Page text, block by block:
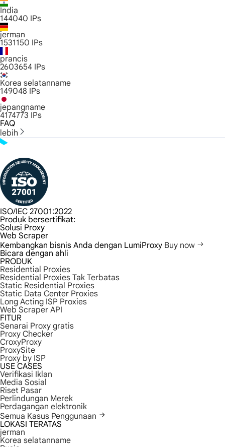
India
144040 IPs
jerman
1531150 IPs
prancis
2603654 IPs
Korea selatanname
149048 IPs
jepangname
4174773 IPs
FAQ
lebih
ISO/IEC 27001:2022
Produk bersertifikat:
Solusi Proxy
Web Scraper
Kembangkan bisnis Anda dengan LumiProxy Buy now
Bicara dengan ahli
PRODUK
Residential Proxies
Residential Proxies Tak Terbatas
Static Residential Proxies
Static Data Center Proxies
Long Acting ISP Proxies
Web Scraper API
FITUR
Senarai Proxy gratis
Proxy Checker
CroxyProxy
ProxySite
Proxy by ISP
USE CASES
Verifikasi Iklan
Media Sosial
Riset Pasar
Perlindungan Merek
Perdagangan elektronik
Semua Kasus Penggunaan
LOKASI TERATAS
jerman
Korea selatanname